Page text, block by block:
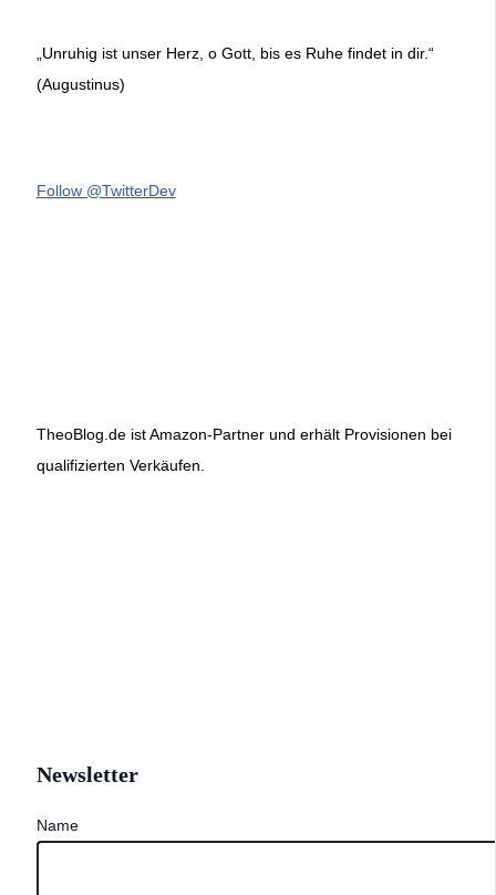
„Unruhig ist unser Herz, o Gott, bis es Ruhe findet in dir.“
(Augustinus)
Follow @TwitterDev
TheoBlog.de ist Amazon-Partner und erhält Provisionen bei
qualifizierten Verkäufen.
Newsletter
Name